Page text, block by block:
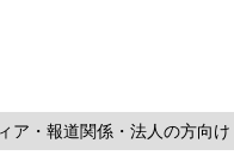
ア・報道関係・法人の方向